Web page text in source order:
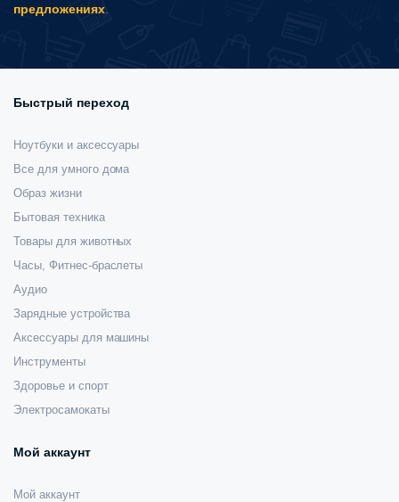
предложениях.
Быстрый переход
Ноутбуки и аксессуары
Все для умного дома
Образ жизни
Бытовая техника
Товары для животных
Часы, Фитнес-браслеты
Аудио
Зарядные устройства
Аксессуары для машины
Инструменты
Здоровье и спорт
Электросамокаты
Мой аккаунт
Мой аккаунт